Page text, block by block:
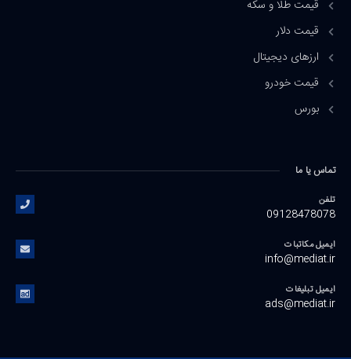
قیمت طلا و سکه
قیمت دلار
ارزهای دیجیتال
قیمت خودرو
بورس
تماس یا ما
تلفن
09128478078
ایمیل مکاتبات
info@mediat.ir
ایمیل تبلیغات
ads@mediat.ir